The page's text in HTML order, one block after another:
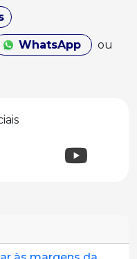
WhatsApp
ou